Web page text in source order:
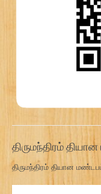
திருமந்திரம்
திருமந்திரம் தியான